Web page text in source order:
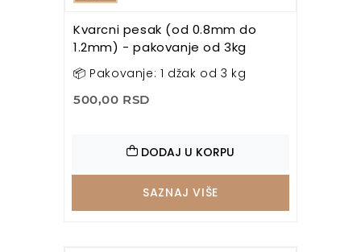
Kvarcni pesak (od 0.8mm do
1.2mm) - pakovanje od 3kg
📦 Pakovanje: 1 džak od 3 kg
500,00 RSD
DODAJ U KORPU
SAZNAJ VIŠE